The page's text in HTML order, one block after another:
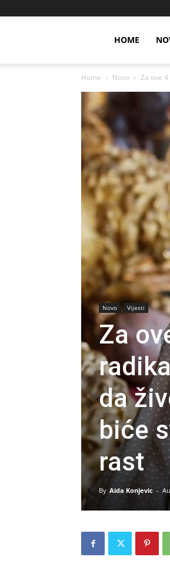
HOME
Home Novo Za ove
Novo Vijesti
Za
da
biće
rast
By Aida Konjevic -